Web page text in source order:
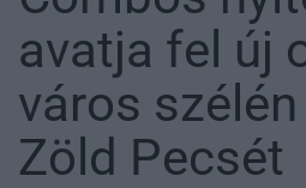
avatja fel új
város
Zöld Pecsét